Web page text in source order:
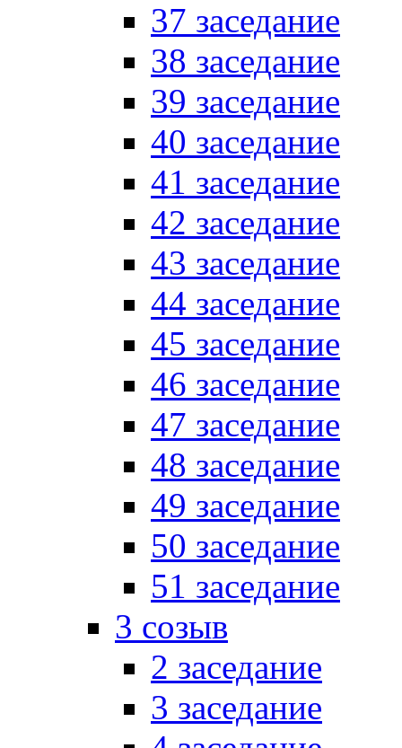
37 заседание
38 заседание
39 заседание
40 заседание
41 заседание
42 заседание
43 заседание
44 заседание
45 заседание
46 заседание
47 заседание
48 заседание
49 заседание
50 заседание
51 заседание
3 созыв
2 заседание
3 заседание